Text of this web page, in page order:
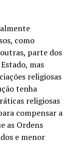
como
parte dos
mas
religiosas
tenha
religiosas
compensar a
as Ordens
e menor